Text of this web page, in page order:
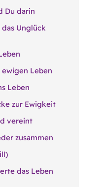
Du darin
Unglück
ewigen Leben
Leben
zur Ewigkeit
vereint
zusammen
das Leben